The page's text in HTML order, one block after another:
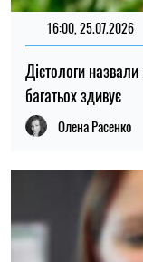
16:00, 25.07.2026
Дієтологи
багатьох здивує
Олена Расенко